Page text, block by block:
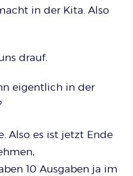
in der Kita. Also
drauf.
eigentlich in der
Also es ist jetzt Ende
10 Ausgaben ja im